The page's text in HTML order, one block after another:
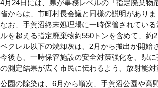
4月24日には、県が事務レベルの「指定廃棄
省からは、市町村長会議と同様の説明がありま
なお、手賀沼終末処理場に一時保管されてい
ルを超える指定廃棄物約550トンを含めて、
ベクレル以下の焼却灰は、2月から搬出が開始
今後も、一時保管施設の安全対策強化を、県
の測定結果が広く市民に伝わるよう、放射能
公園の除染は、6月から順次、手賀沼公園や高